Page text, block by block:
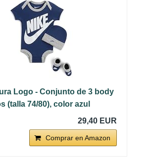
Logo - Conjunto de 3 body
(talla 74/80), color azul
29,40 EUR
Comprar en Amazon